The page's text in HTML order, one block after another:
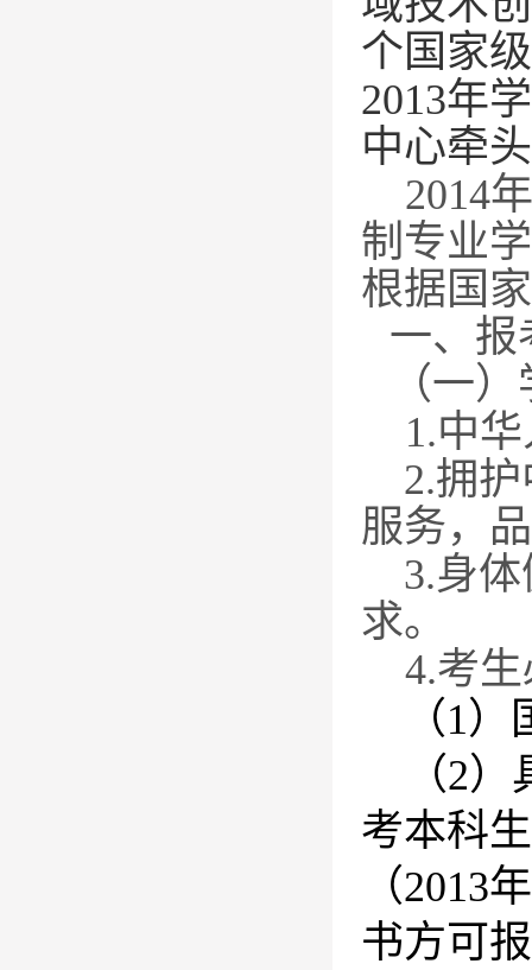
个国家
2013年
中心牵
2014
制专业
根据国
一、报
（一
1.中
2.拥
服务，
3.身
求。
4.考
（1）
（2）
考本科
（2013年
书方可